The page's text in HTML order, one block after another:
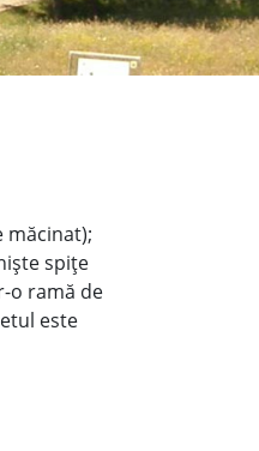
măcinat);
spiţe
o ramă de
este